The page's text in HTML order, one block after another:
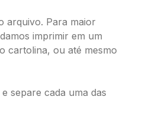
arquivo. Para maior
imprimir em um
cartolina, ou até mesmo
separe cada uma das